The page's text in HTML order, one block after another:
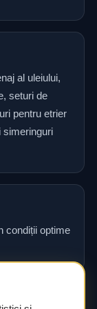
al uleiului,
seturi de
pentru etrier
simeringuri
condiții optime